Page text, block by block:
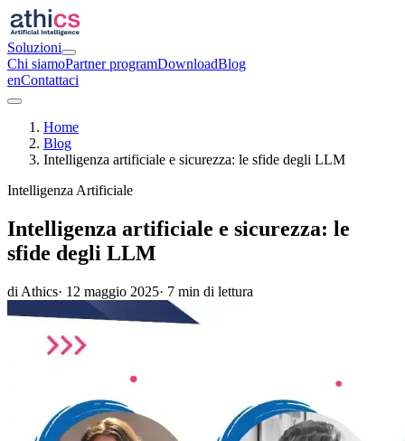
Soluzioni
Chi siamoPartner programDownloadBlog
enContattaci
Home
Blog
Intelligenza artificiale e sicurezza: le sfide degli LLM
Intelligenza Artificiale
Intelligenza artificiale e sicurezza: le
sfide degli LLM
di Athics· 12 maggio 2025· 7 min di lettura